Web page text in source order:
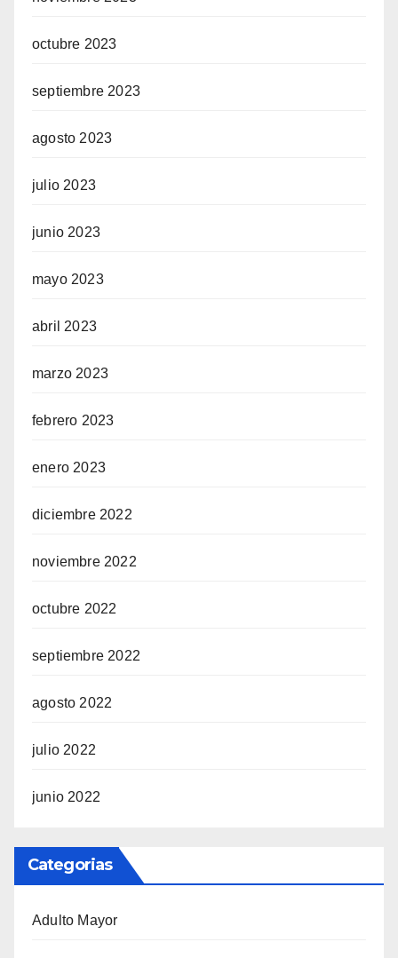
octubre 2023
septiembre 2023
agosto 2023
julio 2023
junio 2023
mayo 2023
abril 2023
marzo 2023
febrero 2023
enero 2023
diciembre 2022
noviembre 2022
octubre 2022
septiembre 2022
agosto 2022
julio 2022
junio 2022
Categorias
Adulto Mayor